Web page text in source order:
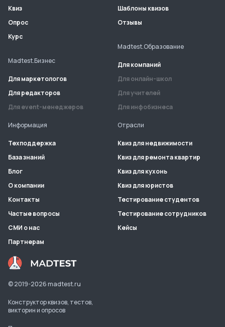
© 2019-2026madtest.ru
Конструктор квизов, тестов,
викторин и опросов
Квиз
Опрос
Курс
Madtest.Бизнес
Для маркетологов
Для редакторов
Для event-менеджеров
Шаблоны квизов
Отзывы
Madtest.Образование
Для компаний
Для онлайн-школ
Для учителей
Для инфобизнеса
Информация
Техподдержка
База знаний
Блог
О компании
Контакты
Частые вопросы
СМИ о нас
Партнерам
Отрасли
Квиз для недвижимости
Квиз для ремонта квартир
Квиз для кухонь
Квиз для юристов
Тестирование студентов
Тестирование сотрудников
Кейсы